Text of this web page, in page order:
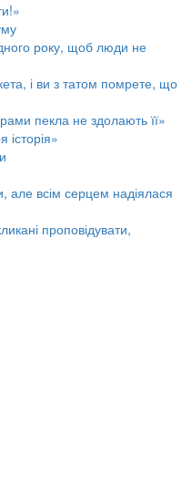
року, щоб люди не
і ви з татом помрете, що
пекла не здолають її»
історія»
всім серцем надіялася
проповідувати,